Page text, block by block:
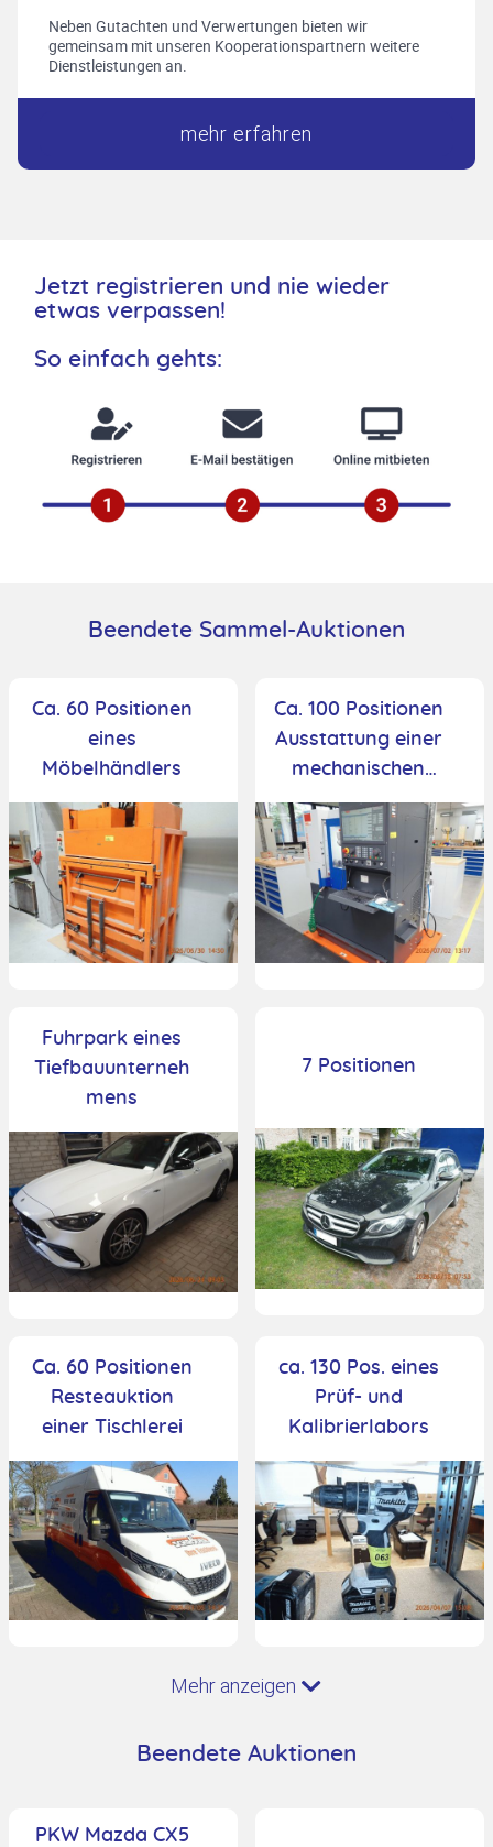
Neben Gutachten und Verwertungen bieten wir
gemeinsam mit unseren Kooperationspartnern weitere
Dienstleistungen an.
mehr erfahren
Jetzt registrieren und nie wieder
etwas verpassen!
So einfach gehts:
Beendete Sammel-Auktionen
Ca. 60 Positionen
eines
Möbelhändlers
Ca. 100 Positionen
Ausstattung einer
mechanischen
Ausbildungswerks
tatt und -
schweißerei
Fuhrpark eines
Tiefbauunterneh
mens
7 Positionen
Ca. 60 Positionen
Resteauktion
einer Tischlerei
ca. 130 Pos. eines
Prüf- und
Kalibrierlabors
Mehr anzeigen
Beendete Auktionen
PKW Mazda CX5